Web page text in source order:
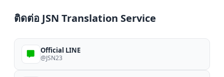
ติดต่อ JSN Translation Service
Official LINE
@JSN23